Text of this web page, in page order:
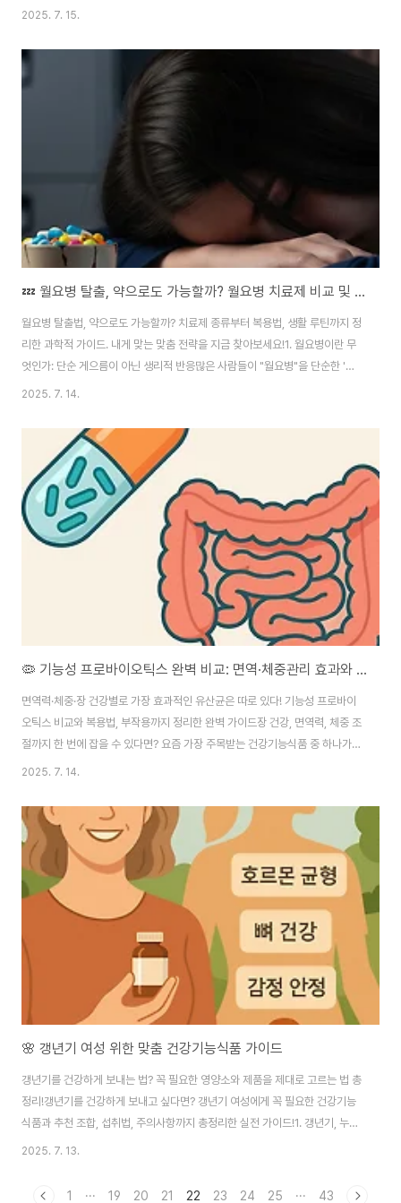
면 마음이 무거워요.”단순한 월요병이 아니라, 심리학에서 말하는 ‘일상 이탈
음과 같습니다:일요일 오후부터 무기력, 불안 증가‘내 삶은 이게 맞나?’라는 허
무함주말과 주중 사이의 극심한 괴리감만성 피로와 집중력 저하일과 인간관계
모두 회피하고 싶은 감정심리학적으로 보면, 이는 ‘감정 리듬’이 주말의 자유에
적응했다가 다시 사회적 틀에 맞춰지며 생기는 인지·감정 충돌 현상입니다.특
2025. 7. 15.
💤 월요병 탈출, 약으로도 가능할까? 월요병 치료제 비교 및 복용 팁 총정리
월요병 탈출법, 약으로도 가능할까? 치료제 종류부터 복용법, 생활 루틴까지 정
리한 과학적 가이드. 내게 맞는 맞춤 전략을 지금 찾아보세요!1. 월요병이란 무
엇인가: 단순 게으름이 아닌 생리적 반응많은 사람들이 "월요병"을 단순한 '귀
찮음' 정도로 여기지만, 실제로는 신체 리듬과 스트레스 반응이 엇갈리는 현상
자기 업무·학교에 적응하려 할 때, 뇌와 몸이 적절히 따라오지 못해 생기는 현상
이죠.대표적인 증상으로는 다음과 같습니다:무기력감, 피로 누적집중력 저하,
기억력 감퇴잦은 하품, 졸림우울감, 불안소화 장애 또는 두통이런 상태는 반복
될 경우 만성 피로나 일시적인 우울 상태로까지 발전할 수 있으므로, 적절한 관
리가 중요합니다. ?..
2025. 7. 14.
🦠 기능성 프로바이오틱스 완벽 비교: 면역·체중관리 효과와 복용 가이드
면역력·체중·장 건강별로 가장 효과적인 유산균은 따로 있다! 기능성 프로바이
오틱스 비교와 복용법, 부작용까지 정리한 완벽 가이드장 건강, 면역력, 체중 조
절까지 한 번에 잡을 수 있다면? 요즘 가장 주목받는 건강기능식품 중 하나가
바로 ‘기능성 프로바이오틱스’입니다. 하지만 종류도 많고 광고는 넘쳐나서, 어
준에 따른 프로바이오틱스 비교와 실제 효과 중심으로, 내게 맞는 제품 선택법
을 안내해드립니다.1. 프로바이오틱스란? 건강을 위한 유익균의 모든 것프로바
이오틱스(Probiotics)는 ‘우리 몸에 이로운 살아있는 균’으로, 주로 장 속 환경
을 개선하고 면역 기능을 조절하는 역할을 합니다. 사람의 장에는 약 100조 개
가 넘는 미..
2025. 7. 14.
🌸 갱년기 여성 위한 맞춤 건강기능식품 가이드
갱년기를 건강하게 보내는 법? 꼭 필요한 영양소와 제품을 제대로 고르는 법 총
정리!갱년기를 건강하게 보내고 싶다면? 갱년기 여성에게 꼭 필요한 건강기능
식품과 추천 조합, 섭취법, 주의사항까지 총정리한 실전 가이드!1. 갱년기, 누구
에게나 찾아오는 변화의 시기여성이라면 누구나 겪게 되는 인생의 전환점, 바
2025. 7. 13.
1 ··· 19 20 21 22 23 24 25 ··· 43